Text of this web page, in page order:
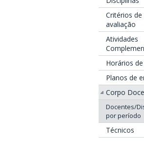
Critérios de
avaliação
Atividades
Horários
Planos de
Corpo
Docentes/
por período
Técnicos